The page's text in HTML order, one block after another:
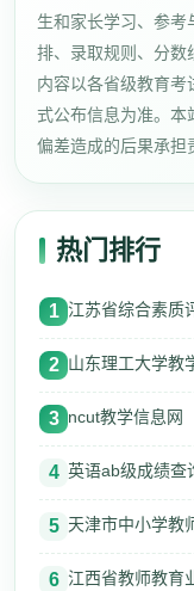
生和家长学习、参考
排、录取规则、分数
内容以各省级教育考
式公布信息为准。本
偏差造成的后果承担
热门排行
1 江苏省综合素质
2 山东理工大学教
3 ncut教学信息网
4 英语ab级成绩查
5 天津市中小学教
6 江西省教师教育